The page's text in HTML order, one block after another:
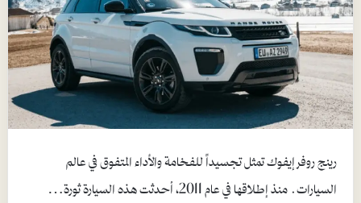
رينج روفر إيفوك تمثل تجسيداً للفخامة والأداء المتفوق في عالم
السيارات. منذ إطلاقها في عام 2011، أحدثت هذه السيارة ثورة…